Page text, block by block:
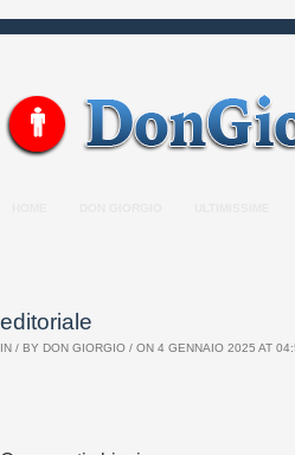
editoriale
IN / BY DON GIORGIO / ON 4 GENNAIO 2025 AT